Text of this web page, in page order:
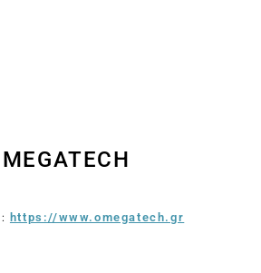
https://www.omegatech.gr